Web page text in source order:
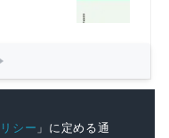
シー 」に定める通